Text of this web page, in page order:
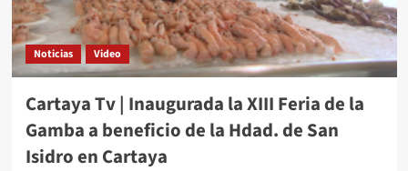
Noticias Video
Cartaya Tv | Inaugurada la XIII Feria de la
Gamba a beneficio de la Hdad. de San
Isidro en Cartaya